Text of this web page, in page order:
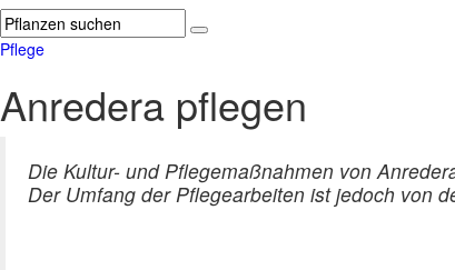
Pflege
Anredera pflegen
Die Kultur- und Pflegemaßnahmen von
Der Umfang der Pflegearbeiten ist jedoch von